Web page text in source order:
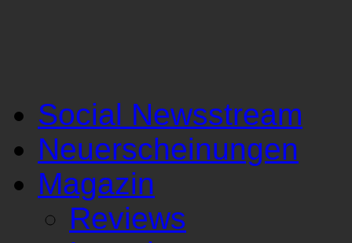
Social Newsstream
Neuerscheinungen
Magazin
Reviews